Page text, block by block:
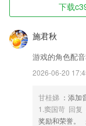
c39彩票软件特
1,代表未来城市自行
自行车无需能源，最绿
2,区分好友的语音,免
3,实时了解不同服务
4,导出为HTML、
下载
施君秋
游戏的角色配
2026-06-20
甘桂娣 ：添加
1.窦国苛 回复
奖励和荣誉。